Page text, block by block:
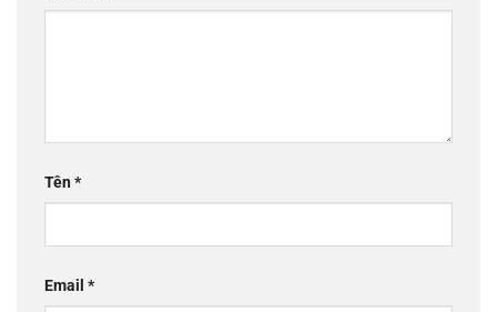
Tên*
Email *